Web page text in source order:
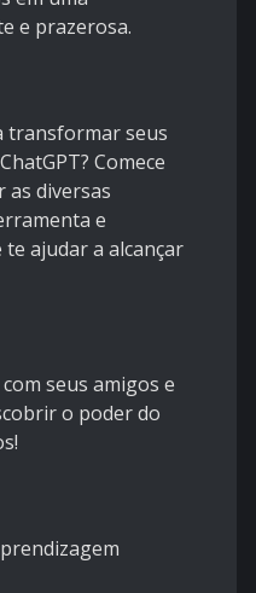
e prazerosa.
transformar seus
Comece
as diversas
e
ajudar a alcançar
seus amigos e
o poder do